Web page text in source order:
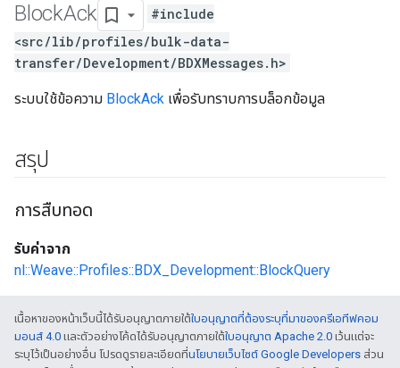
BlockAck
#include
<src/lib/profiles/bulk-data-
transfer/Development/BDXMessages.h>
ระบบใช้ข้อความ BlockAck เพื่อรับทราบการบล็อกข้อมูล
สรุป
การสืบทอด
รับค่าจาก
nl::Weave::Profiles::BDX_Development::BlockQuery
เนื้อหาของหน้าเว็บนี้ได้รับอนุญาตภายใต้ใบอนุญาตที่ต้องระบุที่มาของครีเอทีฟคอม
มอนส์ 4.0 และตัวอย่างโค้ดได้รับอนุญาตภายใต้ใบอนุญาต Apache 2.0 เว้นแต่จะ
ระบุไว้เป็นอย่างอื่น โปรดดูรายละเอียดที่นโยบายเว็บไซต์ Google Developers ส่วน